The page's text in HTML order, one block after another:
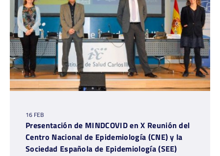
16 FEB
Presentación de MINDCOVID en X Reunión del
Centro Nacional de Epidemiología (CNE) y la
Sociedad Española de Epidemiología (SEE)